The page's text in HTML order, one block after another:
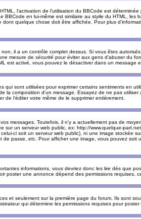
l'activation de l'utilisation du BBCode est
BBCode en lui-même est similaire au styile du HTML,
quelque chose doit être affichée. Pour plus
il a un contrôle complet dessus. Si vous êtes
mesure de sécurité pour éviter aux gens d'abuser du
est activé, vous pouvez le désactiver dans un message
qui sont utilisées pour exprimer certains sentiments en
la composition d'un message. Essayez de ne pas
de l'éditer voire même de le supprimer entièrement.
messages. Toutefois, il n'y a actuellement pas de
sur un serveur web public, ex: http://www.quelque-
ci soit un serveur web public), ni une image stockée
passe, etc. Pour afficher une image, vous pouvez soit
informations, vous devriez donc les lire dès que
poster une annonce dépend des permissions requises,
et seulement sur la première page du forum. Ils sont
qui détermine les permissions requises pour